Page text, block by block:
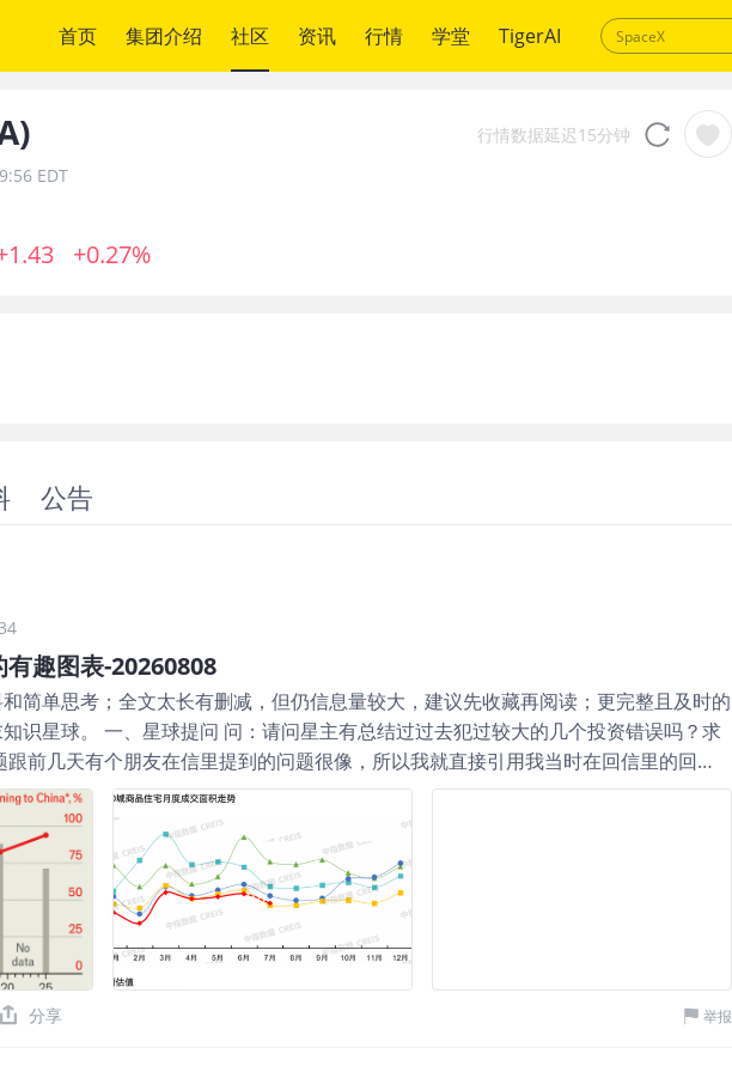
首页 集团介绍 社区 资讯 行情 学堂 TigerAI
)
EDT
+0.27%
行情数据延迟15分钟
公告
趣图表-20260808
简单思考；全文太长有删减，但仍信息量较大，建议先收藏再阅读；更完整且及时的
识星球。 一、星球提问 问：请问星主有总结过过去犯过较大的几个投资错误吗？求
前几天有个朋友在信里提到的问题很像，所以我就直接引用我当时在回信里的回
策略是不一样的，我自己的投资经验或许并不适合你，但我很乐意跟你分享我的思
历史文章里也提过，是做大类资产的分散配置，从机构视角称做SAA，我给自己定的
和波动率。但真正实盘也是去年离职后开始的。很有趣的是，刚开始的实盘时，配置的
的配置策略，只覆盖了全球主流股市的宽基ETF、各类债券和另类资产的ETF，总计
，持仓过的标的已经扩展到20个以上了，也是经历了先增后减的过程。 整体而言，今
值，最大回撤就是3月伊朗冲突时，当然现在都已经收复了。我自己的复盘是，每次跌
对我的投资策略其实都是很有益的反思。 比如第一次跌破是因为伊朗冲突后传统分散
金不但没能对冲股市下跌，反而后来跌的更多，但后面即时修正的点在于，看清了年内
驱动，因此相比从传统另类资产里找对冲策略，开始选择下沉到行业/主题以及深入研
分享 举报